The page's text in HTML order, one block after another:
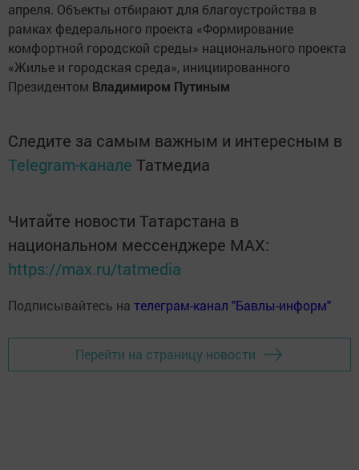
апреля. Объекты отбирают для благоустройства в
рамках федерального проекта «Формирование
комфортной городской среды» национального проекта
«Жилье и городская среда», инициированного
Президентом Владимиром Путиным
Следите за самым важным и интересным в
Telegram-канале Татмедиа
Читайте новости Татарстана в
национальном мессенджере MАХ:
https://max.ru/tatmedia
Подписывайтесь на телеграм-канал "Бавлы-информ"
Перейти на страницу новости